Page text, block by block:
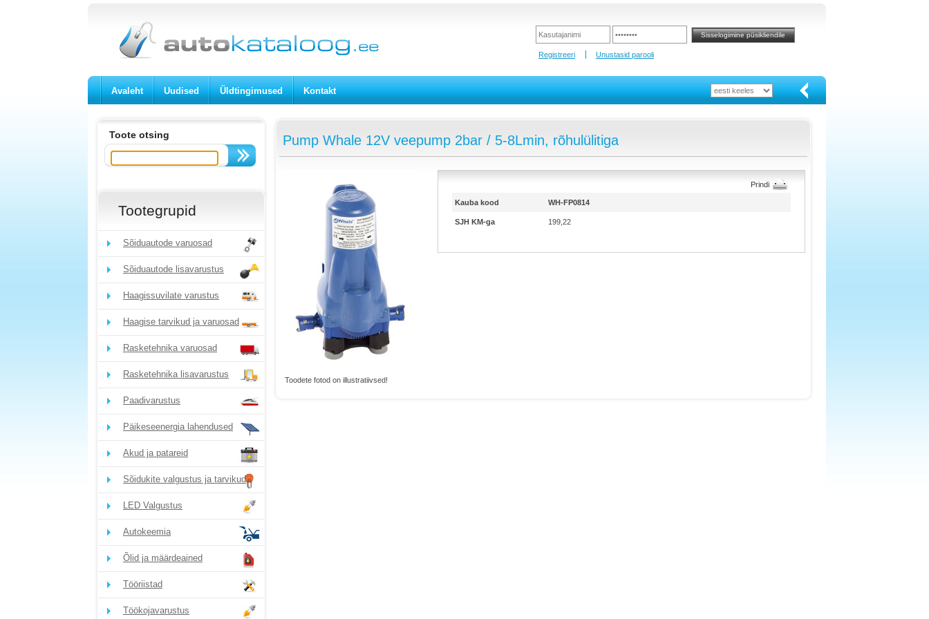
Registreeri Unustasid parooli
Avaleht Uudised Üldtingimused Kontakt
Toote otsing
Tootegrupid
Sõiduautode varuosad
Sõiduautode lisavarustus
Haagissuvilate varustus
Haagise tarvikud ja varuosad
Rasketehnika varuosad
Rasketehnika lisavarustus
Paadivarustus
Päikeseenergia lahendused
Akud ja patareid
Sõidukite valgustus ja tarvikud
LED Valgustus
Autokeemia
Õlid ja määrdeained
Tööriistad
Töökojavarustus
Pump Whale 12V veepump 2bar / 5-8Lmin, rõhulülitiga
Toodete fotod on illustratiivsed!
Prindi
Kauba kood WH-FP0814
SJH KM-ga 199,22